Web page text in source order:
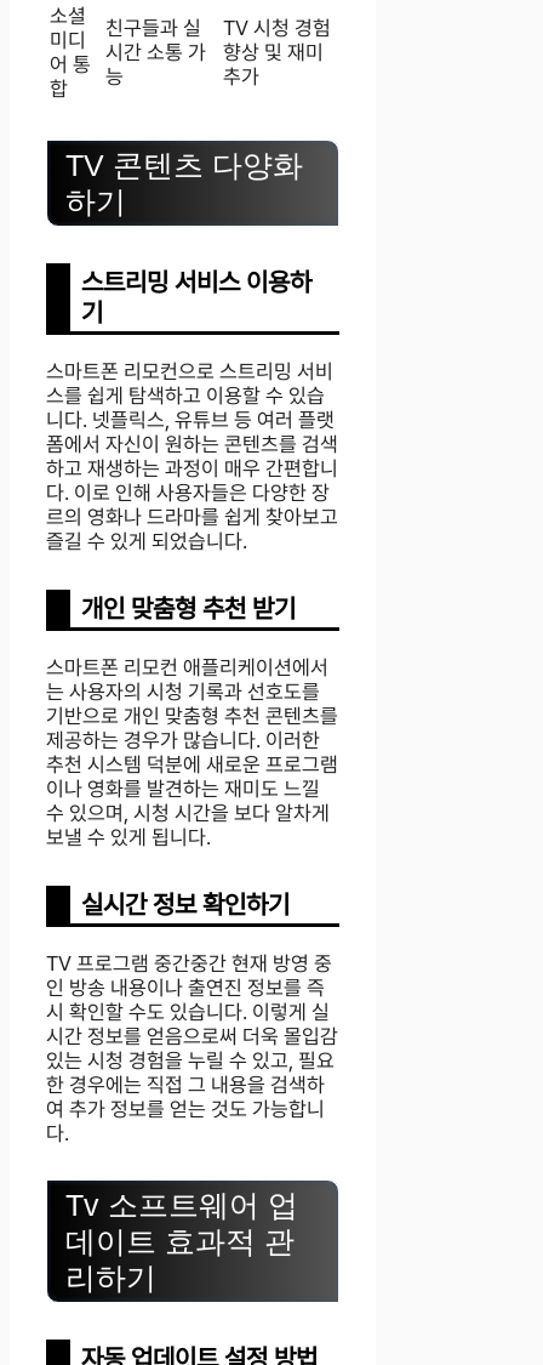
소셜
미디
어 통
합
친구들과 실
시간 소통 가
능
TV 시청 경험
향상 및 재미
추가
TV 콘텐츠 다양화
하기
스트리밍 서비스 이용하
기
스마트폰 리모컨으로 스트리밍 서비
스를 쉽게 탐색하고 이용할 수 있습
니다. 넷플릭스, 유튜브 등 여러 플랫
폼에서 자신이 원하는 콘텐츠를 검색
하고 재생하는 과정이 매우 간편합니
다. 이로 인해 사용자들은 다양한 장
르의 영화나 드라마를 쉽게 찾아보고
즐길 수 있게 되었습니다.
개인 맞춤형 추천 받기
스마트폰 리모컨 애플리케이션에서
는 사용자의 시청 기록과 선호도를
기반으로 개인 맞춤형 추천 콘텐츠를
제공하는 경우가 많습니다. 이러한
추천 시스템 덕분에 새로운 프로그램
이나 영화를 발견하는 재미도 느낄
수 있으며, 시청 시간을 보다 알차게
보낼 수 있게 됩니다.
실시간 정보 확인하기
TV 프로그램 중간중간 현재 방영 중
인 방송 내용이나 출연진 정보를 즉
시 확인할 수도 있습니다. 이렇게 실
시간 정보를 얻음으로써 더욱 몰입감
있는 시청 경험을 누릴 수 있고, 필요
한 경우에는 직접 그 내용을 검색하
여 추가 정보를 얻는 것도 가능합니
다.
Tv 소프트웨어 업
데이트 효과적 관
리하기
자동 업데이트 설정 방법